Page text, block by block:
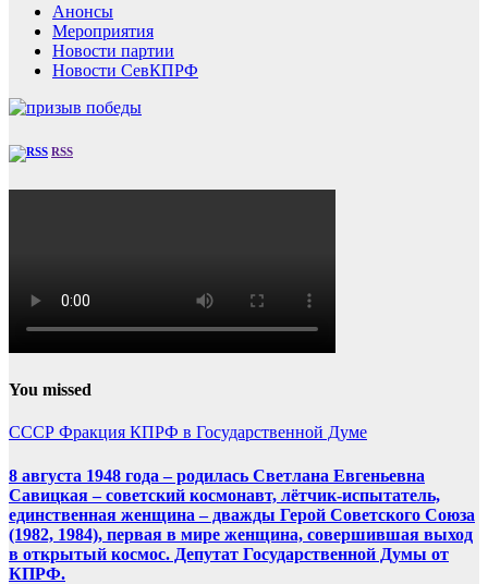
Анонсы
Мероприятия
Новости партии
Новости СевКПРФ
RSS
You missed
СССР Фракция КПРФ в Государственной Думе
8 августа 1948 года – родилась Светлана Евгеньевна
Савицкая – советский космонавт, лётчик-испытатель,
единственная женщина – дважды Герой Советского Союза
(1982, 1984), первая в мире женщина, совершившая выход
в открытый космос. Депутат Государственной Думы от
КПРФ.